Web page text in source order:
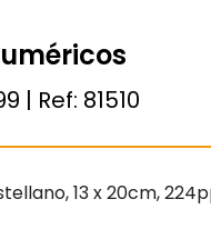
| Ref: 81510
13 x 20cm,